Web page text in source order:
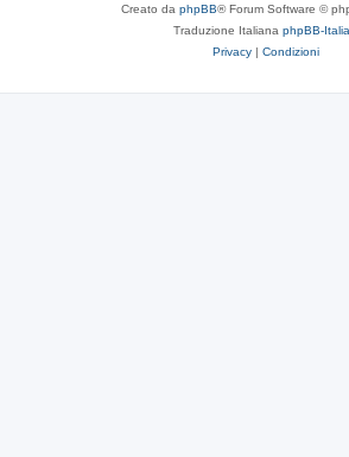
Creato da phpBB® Forum Software ©
Traduzione Italiana phpBB-
Privacy | Condizioni